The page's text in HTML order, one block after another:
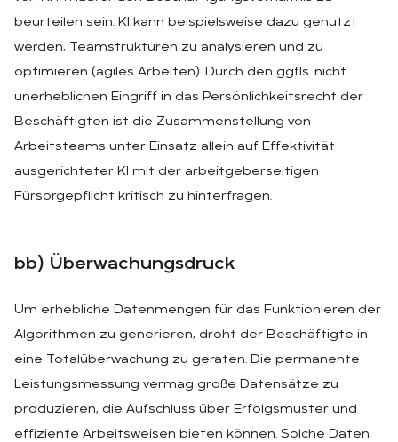
beurteilen sein. KI kann beispielsweise dazu genutzt
werden, Teamstrukturen zu analysieren und zu
optimieren (agiles Arbeiten). Durch den ggfls. nicht
unerheblichen Eingriff in das Persönlichkeitsrecht der
Beschäftigten ist die Zusammenstellung von
Arbeitsteams unter Einsatz allein auf Effektivität
ausgerichteter KI mit der arbeitgeberseitigen
Fürsorgepflicht kritisch zu hinterfragen.
bb) Über­wa­chungs­druck
Um erhebliche Datenmengen für das Funktionieren der
Algorithmen zu generieren, droht der Beschäftigte in
eine Totalüberwachung zu geraten. Die permanente
Leistungsmessung vermag große Datensätze zu
produzieren, die Aufschluss über Erfolgsmuster und
effiziente Arbeitsweisen bieten können. Solche Daten